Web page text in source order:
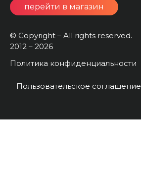
перейти в магазин
© Copyright – All rights reserved.
2012 – 2026
Политика конфиденциальности
Пользовательское соглашение